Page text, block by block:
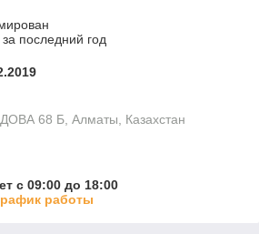
последний год
68 Б, Алматы, Казахстан
с 09:00 до 18:00
работы